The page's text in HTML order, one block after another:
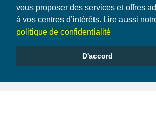
vous proposer des services et offres
à vos centres d’intérêts. Lire aussi
politique de confidentialité
D'accord